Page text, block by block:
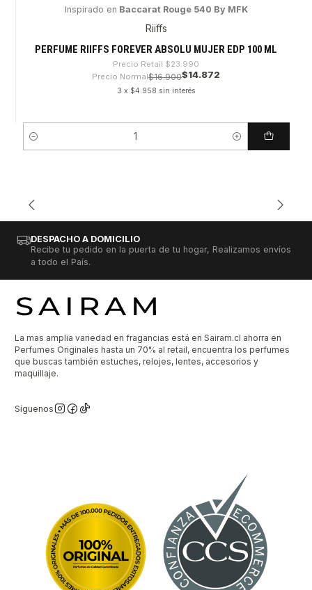
Inspirado en Baccarat Rouge 540 By MFK
Riiffs
PERFUME RIIFFS FOREVER ABSOLU MUJER EDP 100 ML
Precio Retail $23.990
Precio Normal$16.900$14.872
3 x $4.958 sin interés
Cantidad
DESPACHO A DOMICILIO
Recibe tu pedido en la puerta de tu hogar, Realizamos envíos
a todo el País.
La mas amplia variedad en fragancias está en Sairam.cl ahorra en
Perfumes Originales hasta un 70% al retail, encuentra los perfumes
que buscas también estuches, relojes, lentes, accesorios y
maquillaje.
Síguenos